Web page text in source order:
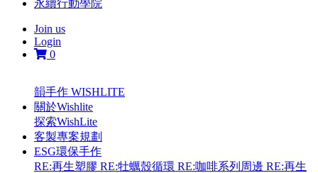
永續行動學院
Join us
Login
0
韻手作 WISHLITE
關於Wishlite
探索WishLite
客製專案規劃
ESG環保手作
RE:再生塑膠 RE:牡蠣殼循環 RE:咖啡系列周邊 RE:再生